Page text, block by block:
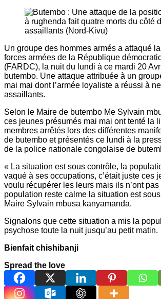
Un groupe des hommes armés a attaqué
forces armées de la République
(FARDC), la nuit du lundi à ce mardi 20
butembo. Une attaque attribuée à un
mai mai dont l’armée loyaliste a réussi à
assaillants.
Selon le Maire de butembo Me Sylvain
ces jeunes présumés mai mai ont tenté la
membres arrêtés lors des différentes
de butembo et présentés ce lundi à la
de la police nationale congolaise de
« La situation est sous contrôle, la
vaqué à ses occupations, c’était juste ces
voulu récupérer les leurs mais ils n’ont pas
population reste calme la situation est
Maire Sylvain mbusa kanyamanda.
Signalons que cette situation a mis la
psychose toute la nuit jusqu’au petit matin.
Bienfait chishibanji
Spread the love